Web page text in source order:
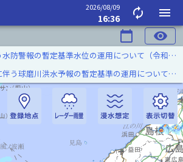
2026/08/09
16:36 autorenew
menu
calendar_today visibility
令和８年熊本地震に伴う水防警報の暫定基準水位の運用について（令和８年８月７日）
「令和８年熊本地震」に伴う球磨川洪水予報の暫定基準の運用について（令和８年８月５日）